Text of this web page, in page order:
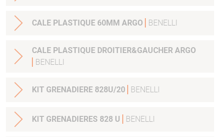
CALE PLASTIQUE 60MM ARGO BENELLI
CALE PLASTIQUE DROITIER&GAUCHER ARGO
BENELLI
KIT GRENADIERE 828U/20 BENELLI
KIT GRENADIERES 828 U BENELLI